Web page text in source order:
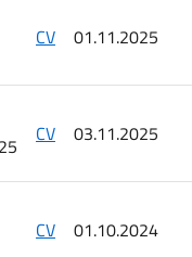
CV 01.11.2025
CV 03.11.2025
CV 01.10.2024